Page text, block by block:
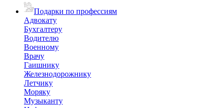
Подарки по профессиям
Адвокату
Бухгалтеру
Водителю
Военному
Врачу
Гаишнику
Железнодорожнику
Летчику
Моряку
Музыканту